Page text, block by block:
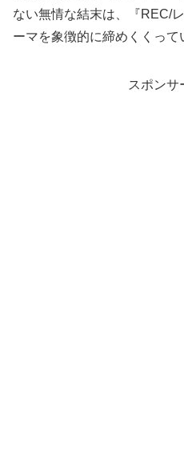
ない無情な結末は、『REC/
ーマを象徴的に締めくくって
スポンサ